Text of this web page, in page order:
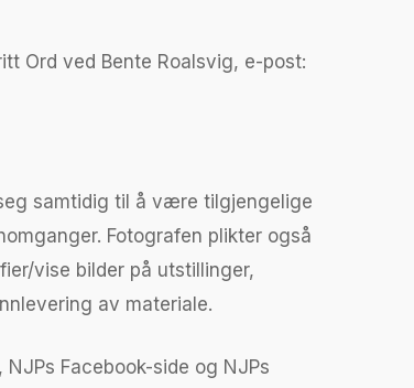
Ord ved Bente Roalsvig, e-post:
samtidig til å være tilgjengelige
Fotografen plikter også
vise bilder på utstillinger,
av materiale.
Facebook-side og NJPs